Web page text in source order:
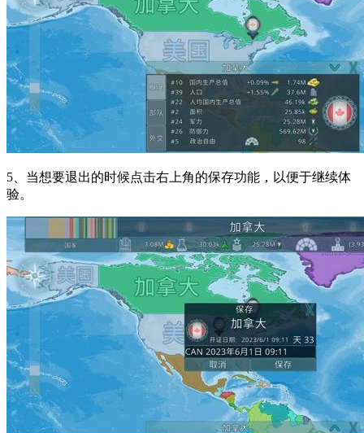
5、当想要退出的时候点击右上角的保存功能，以便于继续体
验。